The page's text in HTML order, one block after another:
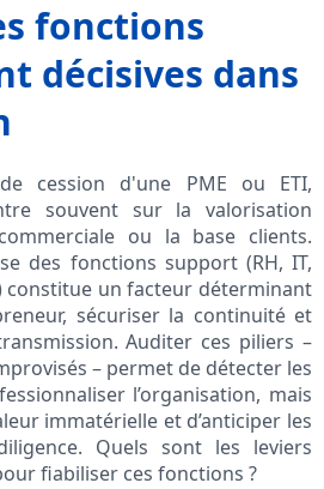
fonctions
décisives dans
cession d'une PME ou ETI,
souvent sur la valorisation
ou la base clients.
des fonctions support (RH, IT,
un facteur déterminant
sécuriser la continuité et
Auditer ces piliers –
– permet de détecter les
l’organisation, mais
immatérielle et d’anticiper les
Quels sont les leviers
fiabiliser ces fonctions ?